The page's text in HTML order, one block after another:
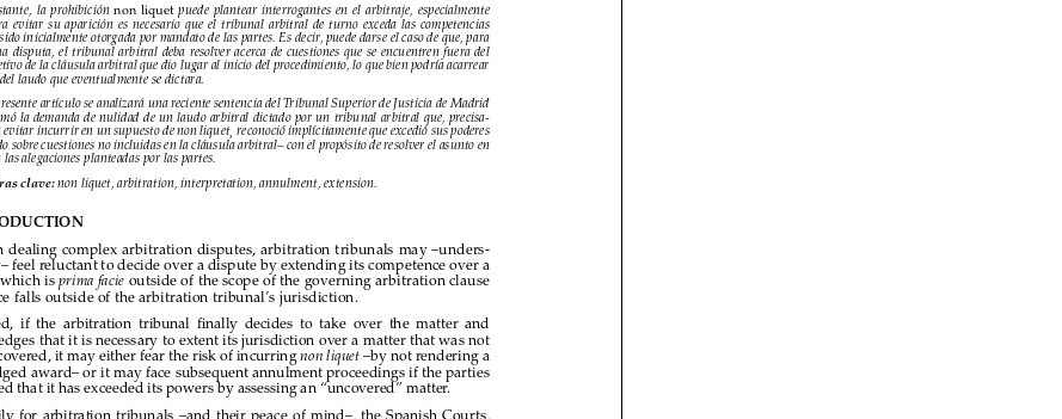
  















 









Resumen: La prohibición non liquet (del latín “no está claro”) impide que aquellas cuestiones pre-
sentadas por las partes en una disputa queden sin resolver. Esta prohibición está comúnmente aceptada en
la esfera del derecho internacional, pues se entiende que los tribunales son plenos para resolver las disputas
que les son encomendadas.
No  obstante,  la  prohibición non  liquet
  puede  plantear  interrogantes  en  el  arbitraje,  especialmente
cuando  para  evitar  su  aparición  es  necesario  que  el  tribunal  arbitral  de  turno  exceda  las  competencias
que le han sido inicialmente otorgada por mandato de las partes. Es decir, puede darse el caso de que, para
resolver una disputa, el tribunal arbitral deba resolver acerca de cuestiones que se encuentren fuera del
ámbito objetivo de la cláusula arbitral que dio lugar al inicio del procedimiento, lo que bien podría acarrear
la nulidad del laudo que eventualmente se dictara.
En el presente artículo se analizará una reciente sentencia del Tribunal Superior de Justicia de Madrid
que desestimó la demanda de nulidad de un laudo arbitral dictado por un tribunal arbitral que, precisa-
mente para evitar incurrir en un supuesto de non liquet ̧ reconoció implícitamente que excedió sus poderes
–resolviendo sobre cuestiones no incluidas en la cláusula arbitral– con el propósito de resolver el asunto en
respuesta a las alegaciones planteadas por las partes.
I.  INTRODUCTION
When dealing complex arbitration disputes, arbitration tribunals may –unders-
tandably– feel reluctant to decide over a dispute by extending its competence over a
contract which is prima facie outside of the scope of the governing arbitration clause
and hence falls outside of the arbitration tribunal’s jurisdiction.
Indeed,  if  the  arbitration  tribunal  finally  decides  to  take  over  the  matter  and
acknowledges that it is necessary to extent its jurisdiction over a matter that was not
initially covered, it may either fear the risk of incurring non liquet
–by not rendering a
fully-fledged award– or it may face subsequent annulment proceedings if the parties
considered that it has exceeded its powers by assessing an “uncovered” matter.
Luckily  for  arbitration  tribunals  –and  their  peace  of  mind–,  the  Spanish  Courts,
displaying an increasingly pro-arbitration approach, have considered that arbitration